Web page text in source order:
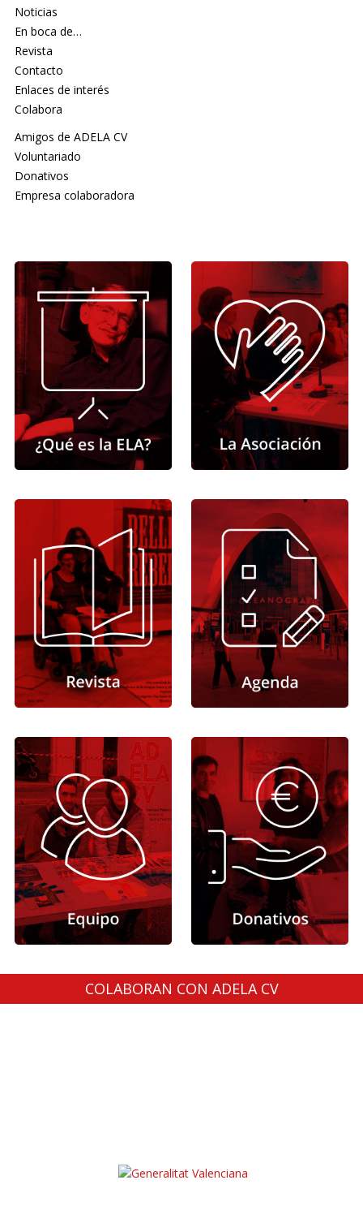
Noticias
En boca de…
Revista
Contacto
Enlaces de interés
Colabora
Amigos de ADELA CV
Voluntariado
Donativos
Empresa colaboradora
COLABORAN CON ADELA CV